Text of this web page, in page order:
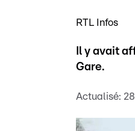
RTL Infos
Il y avait
Gare.
Actualisé: